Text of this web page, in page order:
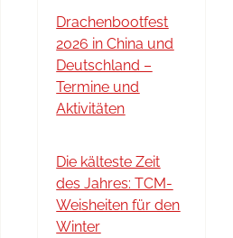
Drachenbootfest
2026 in China und
Deutschland –
Termine und
Aktivitäten
Die kälteste Zeit
des Jahres: TCM-
Weisheiten für den
Winter